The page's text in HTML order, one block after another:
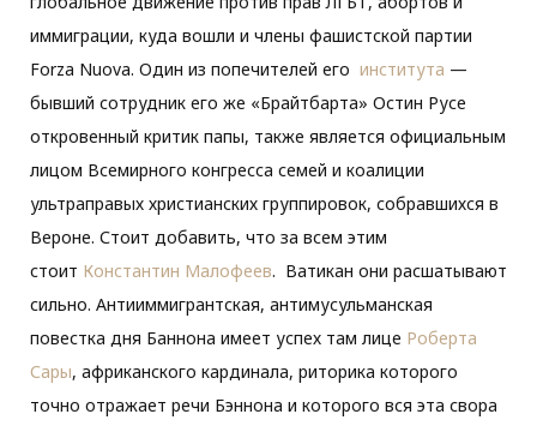
иммиграции, куда вошли и члены фашистской партии
Forza Nuova. Один из попечителей его института —
бывший сотрудник его же «Брайтбарта» Остин Русе
откровенный критик папы, также является официальным
лицом Всемирного конгресса семей и коалиции
ультраправых христианских группировок, собравшихся в
Вероне. Стоит добавить, что за всем этим
стоит Константин Малофеев. Ватикан они расшатывают
сильно. Антииммигрантская, антимусульманская
повестка дня Баннона имеет успех там лице Роберта
Сары, африканского кардинала, риторика которого
точно отражает речи Бэннона и которого вся эта свора